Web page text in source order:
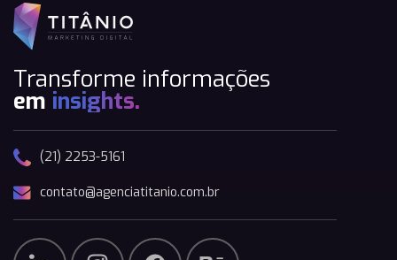
Transforme informações
em insights.
(21) 2253-5161
contato@agenciatitanio.com.br